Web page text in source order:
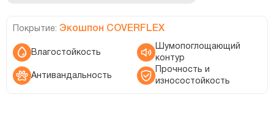
Покрытие: Экошпон COVERFLEX
Влагостойкость
Шумопоглощающий
контур
Антивандальность
Прочность и
износостойкость